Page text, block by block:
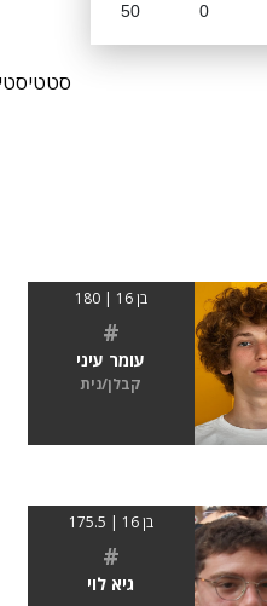
0
50
בן 16 | 180
#
עומר עיני
קבלן/נית
בן 16 | 175.5
#
גיא לוי